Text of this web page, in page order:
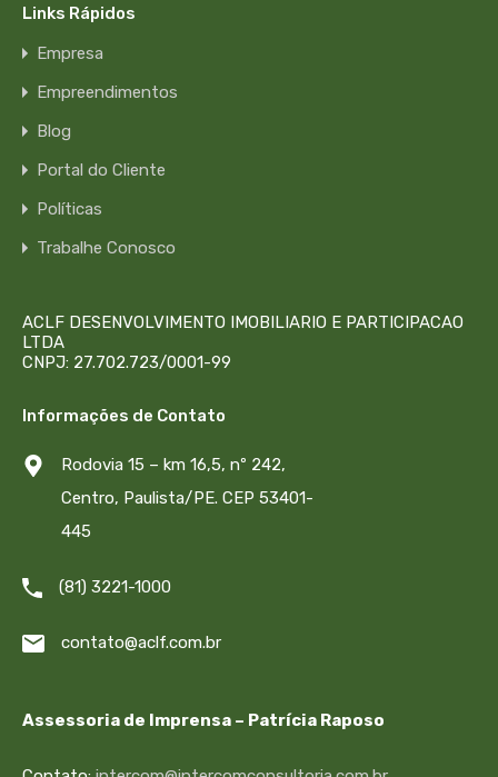
Links Rápidos
Empresa
Empreendimentos
Blog
Portal do Cliente
Políticas
Trabalhe Conosco
ACLF DESENVOLVIMENTO IMOBILIARIO E PARTICIPACAO
LTDA
CNPJ: 27.702.723/0001-99
Informações de Contato
Rodovia 15 – km 16,5, nº 242,
Centro, Paulista/PE. CEP 53401-
445
(81) 3221-1000
contato@aclf.com.br
Assessoria de Imprensa – Patrícia Raposo